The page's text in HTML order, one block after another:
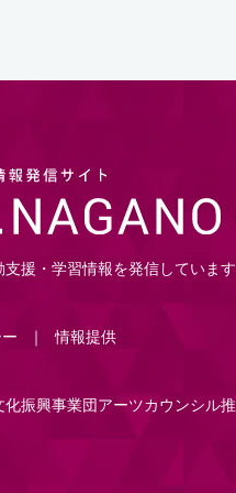
援・学習情報を発信しています
情報提供
振興事業団アーツカウンシル